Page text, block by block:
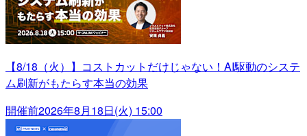
【8/18（火）】コストカットだけじゃない！AI駆動のシステ
ム刷新がもたらす本当の効果
開催前2026年8月18日(火) 15:00